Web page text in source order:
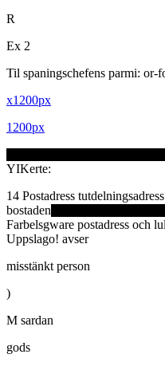
R
Ex 2
Til spaningschefens parmi: or-
x1200px
1200px
YIKerte:
14 Postadress
bostaden
Farbelsgware postadress och
Uppslago! avser
misstänkt person
)
M sardan
gods